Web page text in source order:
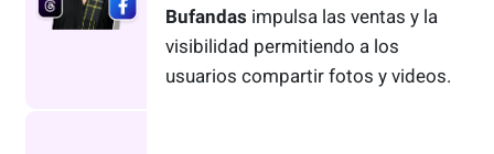
Bufandas impulsa las ventas y la
visibilidad permitiendo a los
usuarios compartir fotos y videos.